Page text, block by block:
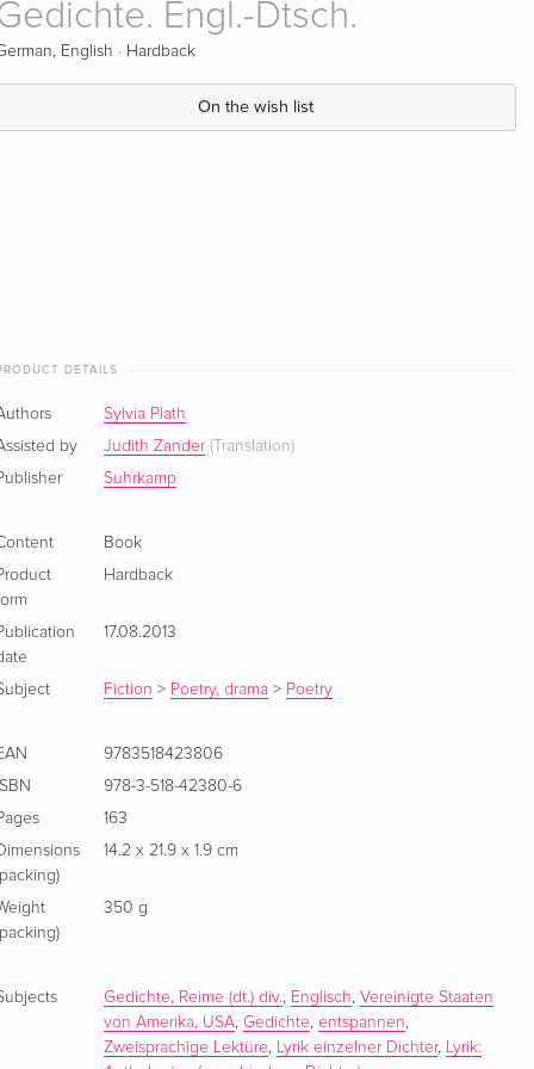
Engl.-Dtsch.
English · Hardback
On the wish list
DETAILS
Sylvia Plath
by
Judith Zander(Translation)
Suhrkamp
Book
Hardback
17.08.2013
Fiction > Poetry, drama > Poetry
9783518423806
978-3-518-42380-6
163
14.2 x 21.9 x 1.9 cm
350 g
Gedichte, Reime (dt.) div., Englisch,Vereinigte Staaten
von Amerika, USA,Gedichte,entspannen,
Zweisprachige Lektüre, Lyrik einzelner Dichter, Lyrik: